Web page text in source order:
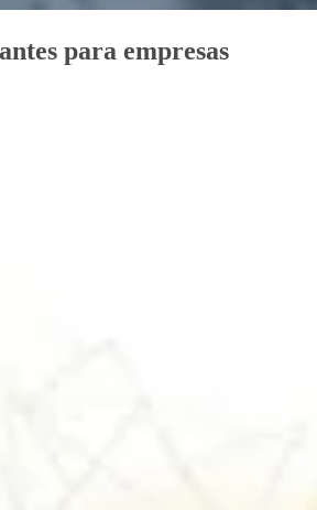
para empresas